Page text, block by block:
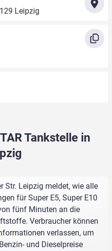
Leipzig
Tankstelle in
Str. Leipzig meldet, wie alle
für Super E5, Super E10
fünf Minuten an die
Verbraucher können
verlassen, um
und Dieselpreise